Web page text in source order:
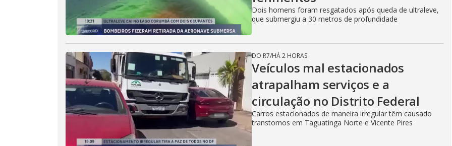
Dois homens foram resgatados após queda de ultraleve,
que submergiu a 30 metros de profundidade
DO R7/HÁ 2 HORAS
Veículos mal estacionados
atrapalham serviços e a
circulação no Distrito Federal
Carros estacionados de maneira irregular têm causado
transtornos em Taguatinga Norte e Vicente Pires